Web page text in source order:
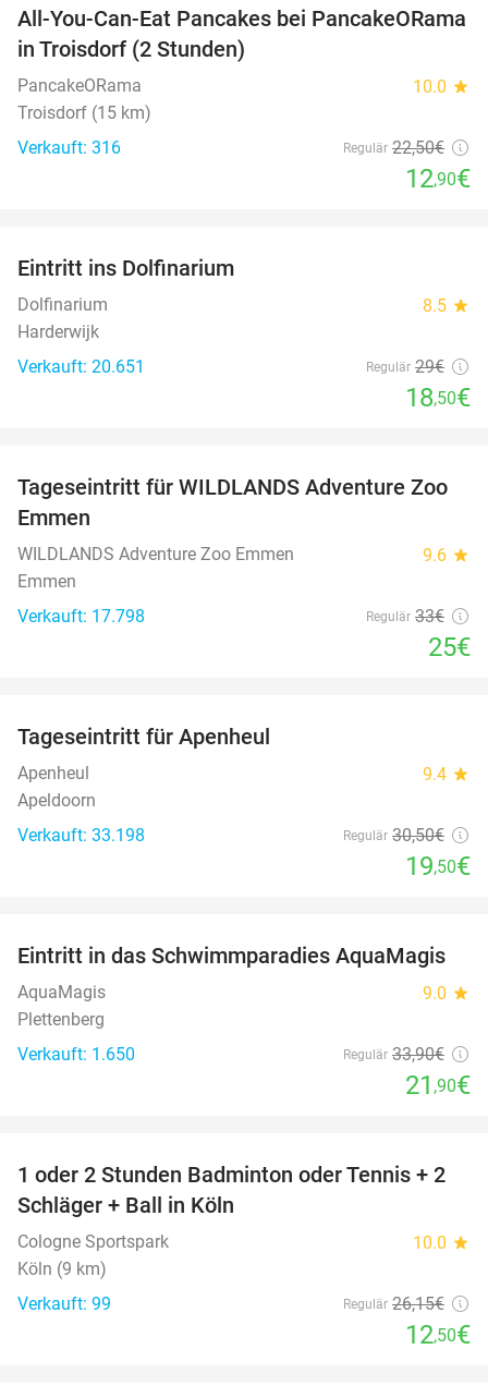
43%
All-You-Can-Eat Pancakes bei PancakeORama
in Troisdorf (2 Stunden)
PancakeORama 10.0 star
Troisdorf (15 km)
Verkauft: 316
Regulär 22,50€
12,90€
Eintritt ins Dolfinarium
Dolfinarium 8.5 star
Harderwijk
Verkauft: 20.651
Regulär 29€
18,50€
24%
Tageseintritt für WILDLANDS Adventure Zoo
Emmen
WILDLANDS Adventure Zoo Emmen 9.6 star
Emmen
Verkauft: 17.798
Regulär 33€
25€
Tageseintritt für Apenheul
Apenheul 9.4 star
Apeldoorn
Verkauft: 33.198
Regulär 30,50€
19,50€
35%
Eintritt in das Schwimmparadies AquaMagis
AquaMagis 9.0 star
Plettenberg
Verkauft: 1.650
Regulär 33,90€
21 ,90€
52%
1 oder 2 Stunden Badminton oder Tennis + 2
Schläger + Ball in Köln
Cologne Sportspark 10.0 star
Köln (9 km)
Verkauft: 99
Regulär 26,15€
12,50€